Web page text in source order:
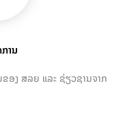
ານ
ອງ ສລຍ ແລະ ຊ່ຽວຊານຈາກ